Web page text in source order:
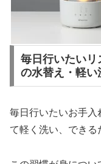
毎日行いたいリ
の水替え・軽い
毎日行いたいお手入
て軽く洗い、できる